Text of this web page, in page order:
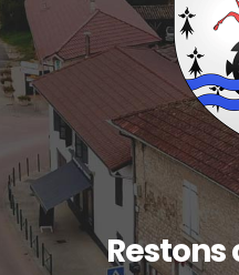
Restons